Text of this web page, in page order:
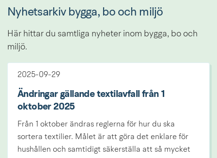
Nyhetsarkiv bygga, bo och miljö
Här hittar du samtliga nyheter inom bygga, bo och
miljö.
2025-09-29
Ändringar gällande textilavfall från 1
oktober 2025
Från 1 oktober ändras reglerna för hur du ska
sortera textilier. Målet är att göra det enklare för
hushållen och samtidigt säkerställa att så mycket